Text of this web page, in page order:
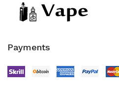
Payments